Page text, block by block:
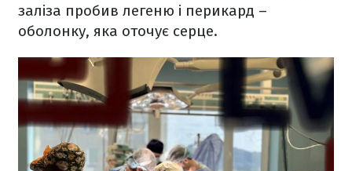
заліза пробив легеню і перикард –
оболонку, яка оточує серце.